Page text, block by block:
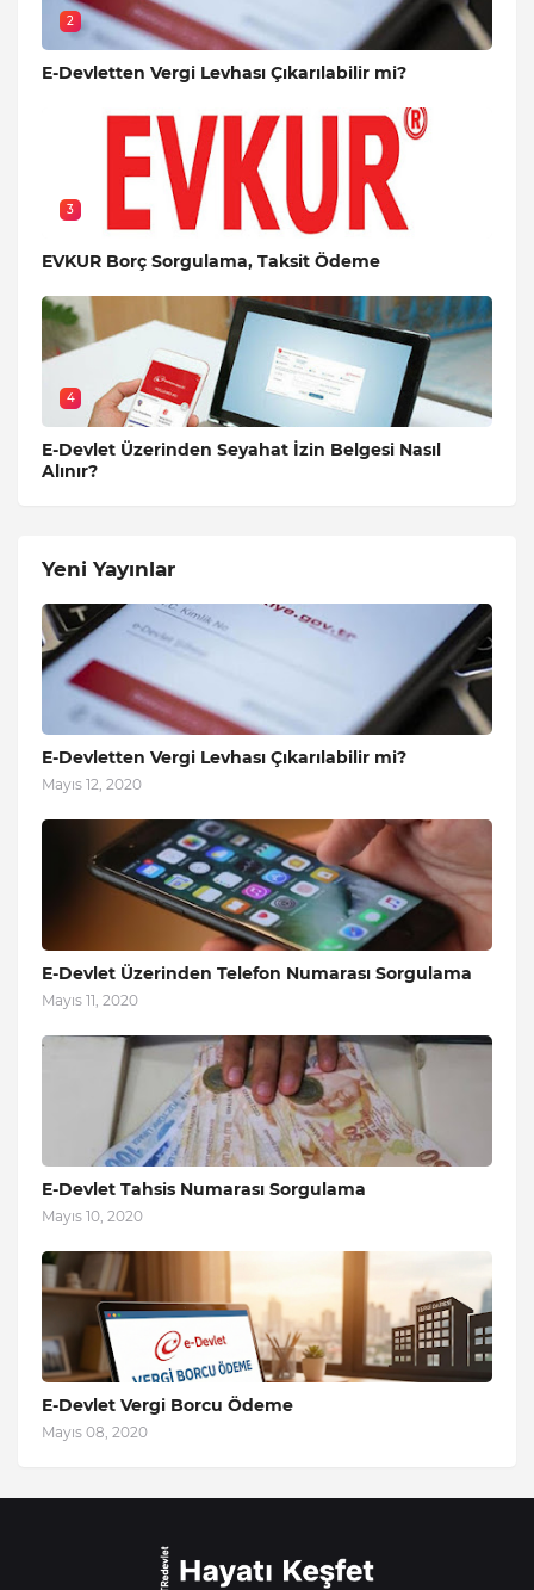
2
E-Devletten Vergi Levhası Çıkarılabilir mi?
3
EVKUR Borç Sorgulama, Taksit Ödeme
4
E-Devlet Üzerinden Seyahat İzin Belgesi Nasıl
Alınır?
Yeni Yayınlar
E-Devletten Vergi Levhası Çıkarılabilir mi?
Mayıs 12, 2020
E-Devlet Üzerinden Telefon Numarası Sorgulama
Mayıs 11, 2020
E-Devlet Tahsis Numarası Sorgulama
Mayıs 10, 2020
E-Devlet Vergi Borcu Ödeme
Mayıs 08, 2020